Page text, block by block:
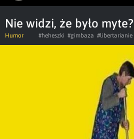
Nie widzi, że było myte?
Humor #heheszki #gimbaza #libertarianie